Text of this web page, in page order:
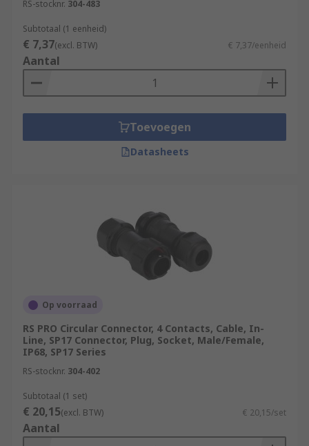
RS-stocknr. 304-483
Subtotaal (1 eenheid)
€ 7,37(excl. BTW) € 7,37/eenheid
Aantal
Toevoegen
Datasheets
Op voorraad
RS PRO Circular Connector, 4 Contacts, Cable, In-
Line, SP17 Connector, Plug, Socket, Male/Female,
IP68, SP17 Series
RS-stocknr. 304-402
Subtotaal (1 set)
€ 20,15(excl. BTW) € 20,15/set
Aantal